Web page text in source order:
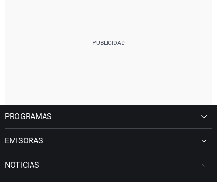
PROGRAMAS
EMISORAS
NOTICIAS